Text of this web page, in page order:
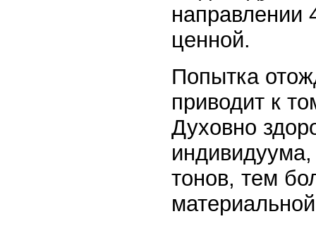
направлении
ценной.
Попытка
приводит к
Духовно
тонов, тем